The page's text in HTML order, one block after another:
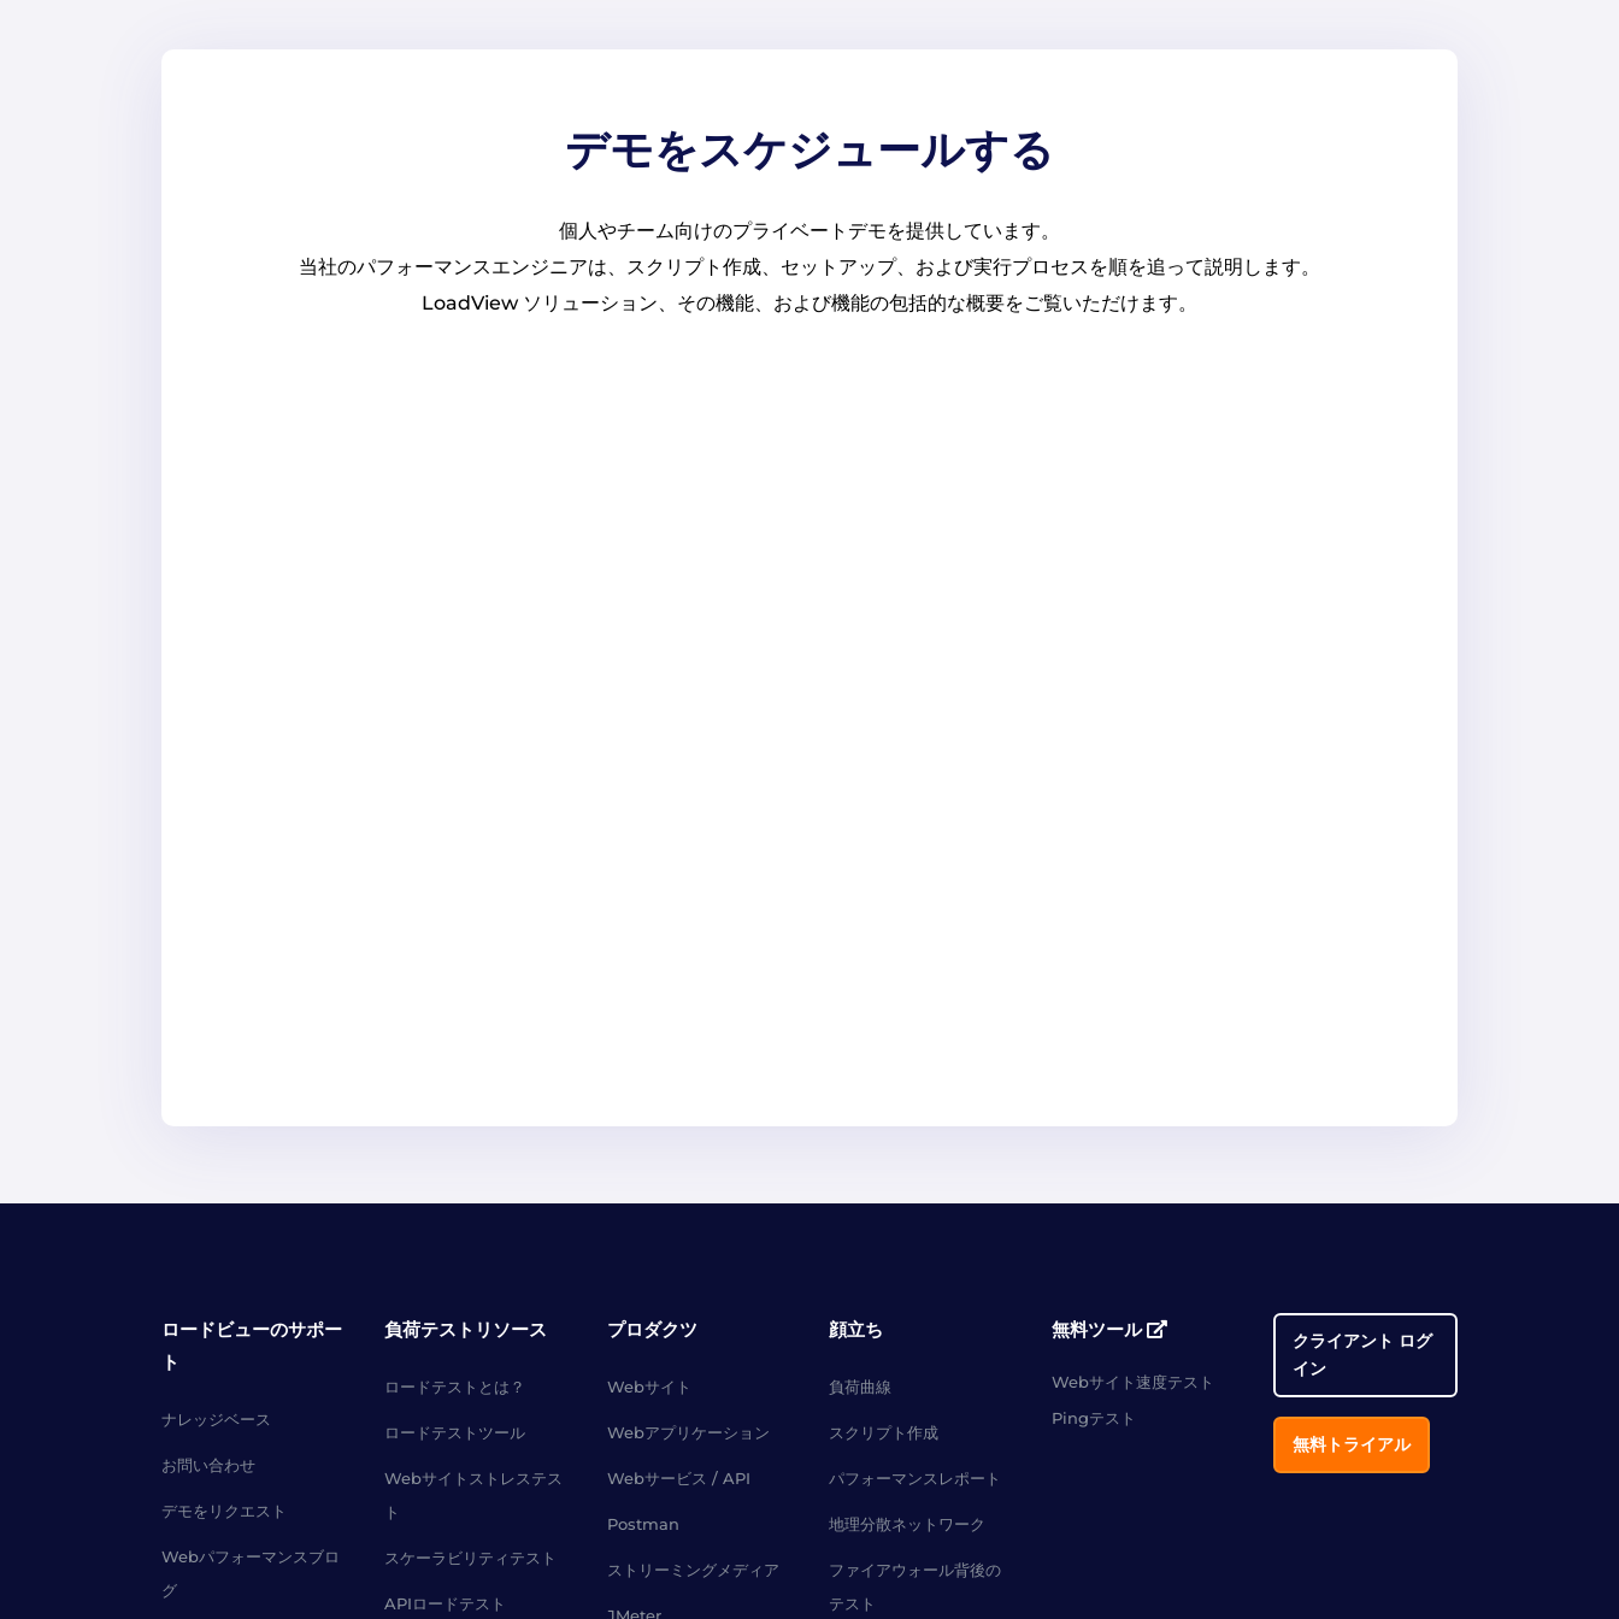
デモをスケジュールする
個人やチーム向けのプライベートデモを提供しています。
当社のパフォーマンスエンジニアは、スクリプト作成、セットアップ、および実行プロセスを順を追って説明します。
LoadView ソリューション、その機能、および機能の包括的な概要をご覧いただけます。
ロードビューのサポー
ト
ナレッジベース
お問い合わせ
デモをリクエスト
Webパフォーマンスブロ
グ
負荷テストリソース
ロードテストとは？
ロードテストツール
Webサイトストレステス
ト
スケーラビリティテスト
APIロードテスト
プロダクツ
Webサイト
Webアプリケーション
Webサービス / API
Postman
ストリーミングメディア
JMeter
顔立ち
負荷曲線
スクリプト作成
パフォーマンスレポート
地理分散ネットワーク
ファイアウォール背後の
テスト
無料ツール
Webサイト速度テスト
Pingテスト
クライアント ログ
イン
無料トライアル